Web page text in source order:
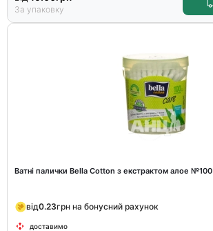
За упаковку
Ватні палички Bella Cotton з екстрактом алое №100
від0.23грн на бонусний рахунок
доставимо